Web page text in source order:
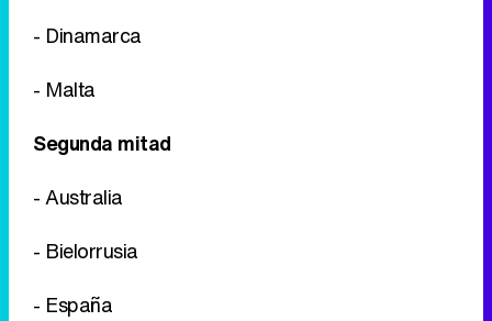
- Dinamarca
- Malta
Segunda mitad
- Australia
- Bielorrusia
- España